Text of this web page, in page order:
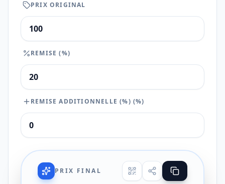
PRIX ORIGINAL
REMISE (%)
REMISE ADDITIONNELLE (%) (%)
PRIX FINAL